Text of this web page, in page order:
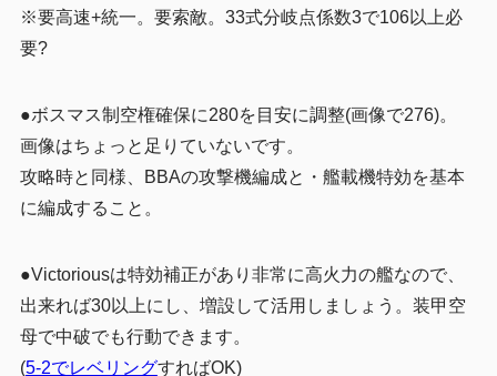
※要高速+統一。要索敵。 33式分岐点係数3で106以上必
要?
●ボスマス制空権確保に280を目安に調整(画像で276)。
画像はちょっと足りていないです。
攻略時と同様、BBAの攻撃機編成と・艦載機特効を基本
に編成すること。
●Victoriousは特効補正があり非常に高火力の艦なので、
出来れば30以上にし、増設して活用しましょう。装甲空
母で中破でも行動できます。
(5-2でレベリングすればOK)